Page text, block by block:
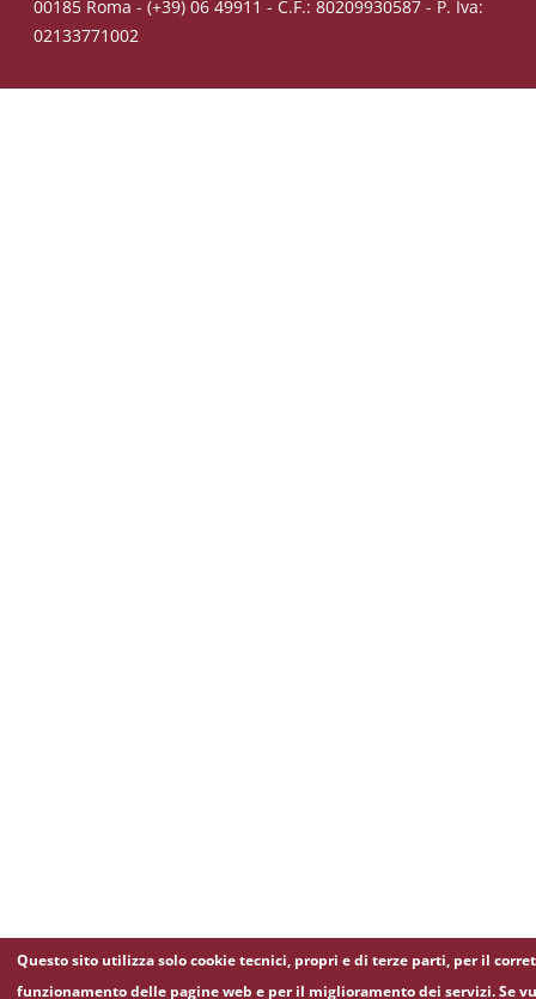
00185 Roma - (+39) 06 49911 - C.F.: 80209930587 - P. Iva:
02133771002
Questo sito utilizza solo cookie tecnici, propri e di terze parti, per il
funzionamento delle pagine web e per il miglioramento dei servizi. Se